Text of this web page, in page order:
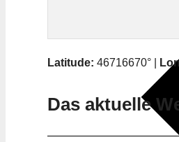
Latitude: 46716670° |
Das aktuelle